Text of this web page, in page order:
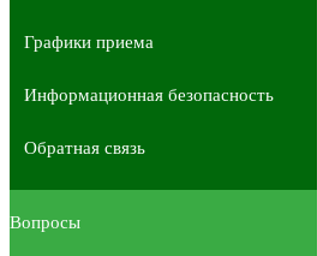
Графики приема
Информационная безопасность
Обратная связь
Вопросы